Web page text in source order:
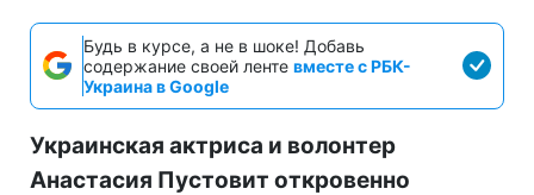
Будь в курсе, а не в шоке! Добавь
содержание своей ленте вместе с РБК-
Украина в Google
Украинская актриса и волонтер
Анастасия Пустовит откровенно